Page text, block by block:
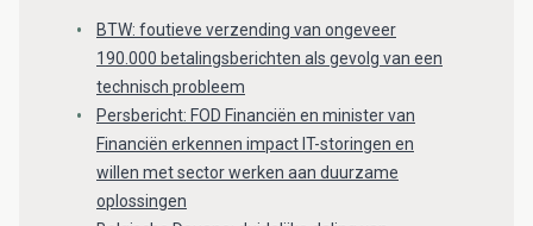
BTW: foutieve verzending van ongeveer
190.000 betalingsberichten als gevolg van een
technisch probleem
Persbericht: FOD Financiën en minister van
Financiën erkennen impact IT-storingen en
willen met sector werken aan duurzame
oplossingen